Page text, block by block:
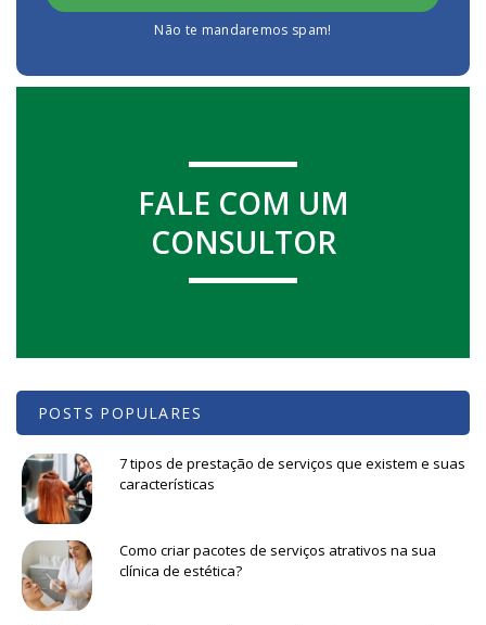
Não te mandaremos spam!
FALE COM UM
CONSULTOR
POSTS POPULARES
7 tipos de prestação de serviços que existem e suas
características
Como criar pacotes de serviços atrativos na sua
clínica de estética?